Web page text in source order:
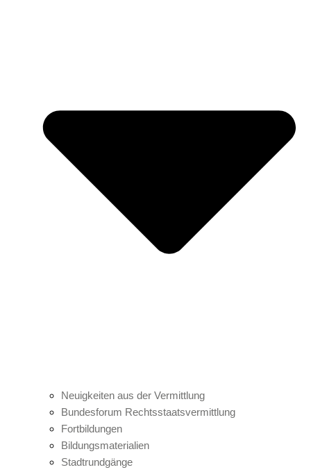
Neuigkeiten aus der Vermittlung
Bundesforum Rechtsstaatsvermittlung
Fortbildungen
Bildungsmaterialien
Stadtrundgänge